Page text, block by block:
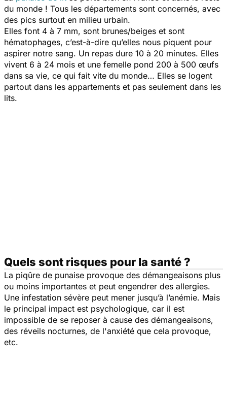
du monde ! Tous les départements sont concernés, avec
des pics surtout en milieu urbain.
Elles font 4 à 7 mm, sont brunes/beiges et sont
hématophages, c’est-à-dire qu’elles nous piquent pour
aspirer notre sang. Un repas dure 10 à 20 minutes. Elles
vivent 6 à 24 mois et une femelle pond 200 à 500 œufs
dans sa vie, ce qui fait vite du monde… Elles se logent
partout dans les appartements et pas seulement dans les
lits.
Quels sont risques pour la santé ?
La piqûre de punaise provoque des démangeaisons plus
ou moins importantes et peut engendrer des allergies.
Une infestation sévère peut mener jusqu’à l’anémie. Mais
le principal impact est psychologique, car il est
impossible de se reposer à cause des démangeaisons,
des réveils nocturnes, de l'anxiété que cela provoque,
etc.